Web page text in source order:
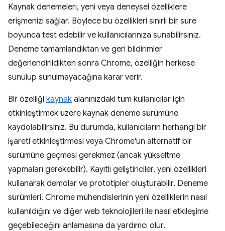
Kaynak denemeleri, yeni veya deneysel özelliklere
erişmenizi sağlar. Böylece bu özellikleri sınırlı bir süre
boyunca test edebilir ve kullanıcılarınıza sunabilirsiniz.
Deneme tamamlandıktan ve geri bildirimler
değerlendirildikten sonra Chrome, özelliğin herkese
sunulup sunulmayacağına karar verir.
Bir özelliği kaynak alanınızdaki tüm kullanıcılar için
etkinleştirmek üzere kaynak deneme sürümüne
kaydolabilirsiniz. Bu durumda, kullanıcıların herhangi bir
işareti etkinleştirmesi veya Chrome'un alternatif bir
sürümüne geçmesi gerekmez (ancak yükseltme
yapmaları gerekebilir). Kayıtlı geliştiriciler, yeni özellikleri
kullanarak demolar ve prototipler oluşturabilir. Deneme
sürümleri, Chrome mühendislerinin yeni özelliklerin nasıl
kullanıldığını ve diğer web teknolojileri ile nasıl etkileşime
geçebileceğini anlamasına da yardımcı olur.